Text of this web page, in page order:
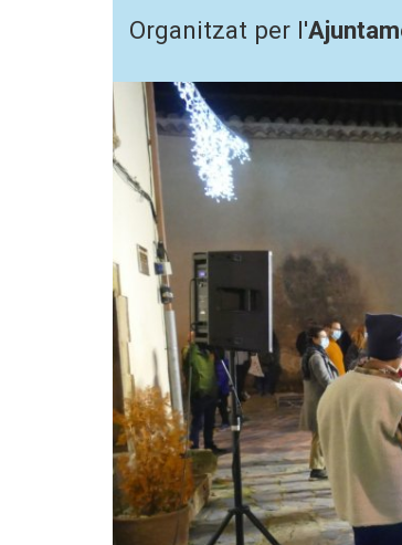
Organitzat per l'